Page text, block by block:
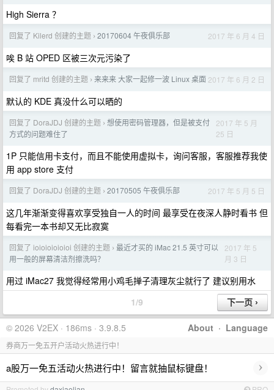
High Sierra ？
回复了 Kilerd 创建的主题 › 20170604 午夜俱乐部 2017 年 6 月 4 日
唉 B 站 OPED 区被三次元污染了
回复了 mritd 创建的主题 › 来来来 大家一起修一波 Linux 桌面 2017 年 6 月 2 日
默认的 KDE 真没什么可以晒的
回复了 DoraJDJ 创建的主题 › 想使用密码管理器，但是被支付
方式的问题难住了
2017 年 5 月
25 日
1P 只能信用卡支付，而且不能使用虚拟卡，询问客服，客服推荐我使
用 app store 支付
回复了 DoraJDJ 创建的主题 › 20170505 午夜俱乐部 2017 年 5 月 5 日
这几年渐渐变得喜欢享受独自一人的时间 最享受在夜深人静时看书 但
每看完一本书却又无比寂寞
回复了 ioioioioioioi 创建的主题 › 最近才买的 iMac 21.5 英寸可以
用一般的屏幕清洁剂擦洗吗？
2017 年 5
月 3 日
用过 iMac27 我觉得经常用小鸡毛掸子清理灰尘就行了 建议别用水
1/9
About · Language
© 2026 V2EX · 186ms · 3.9.8.5
券商万一免五开户活动火热进行中！
a股万一免五活动火热进行中！留言就抽鼠标键盘！ ›